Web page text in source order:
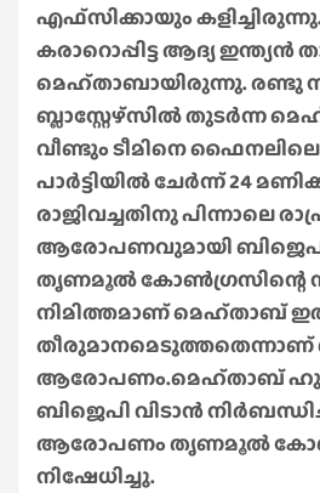
എഫ്‍സിക്കായും
കരാറൊപ്പിട്ട ആദ്യ ഇന്ത്യൻ
മെഹ്താബായിരുന്നു. രണ്ടു
ബ്ലാസ്റ്റേഴ്സിൽ തുടർന്ന
വീണ്ടും ടീമിനെ
പാർട്ടിയിൽ ചേർന്ന് 24
രാജിവച്ചതിനു പിന്നാലെ
ആരോപണവുമായി ബിജെപി
തൃണമൂൽ കോൺഗ്രസിന്റെ
നിമിത്തമാണ് മെഹ്താബ്
ആരോപണം.മെഹ്താബ്
ബിജെപി വിടാൻ
ആരോപണം തൃണമൂൽ
നിഷേധിച്ചു.